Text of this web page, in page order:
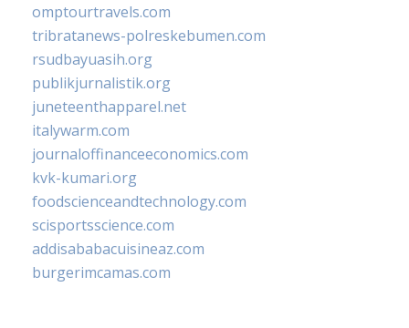
omptourtravels.com
tribratanews-polreskebumen.com
rsudbayuasih.org
publikjurnalistik.org
juneteenthapparel.net
italywarm.com
journaloffinanceeconomics.com
kvk-kumari.org
foodscienceandtechnology.com
scisportsscience.com
addisababacuisineaz.com
burgerimcamas.com